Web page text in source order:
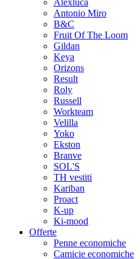
Antonio Miro
B&C
Fruit Of The Loom
Gildan
Keya
Orizons
Result
Roly
Russell
Workteam
Velilla
Yoko
Ekston
Branve
SOL'S
TH vestiti
Kariban
Proact
K-up
Ki-mood
Offerte
Penne economiche
Camicie economiche